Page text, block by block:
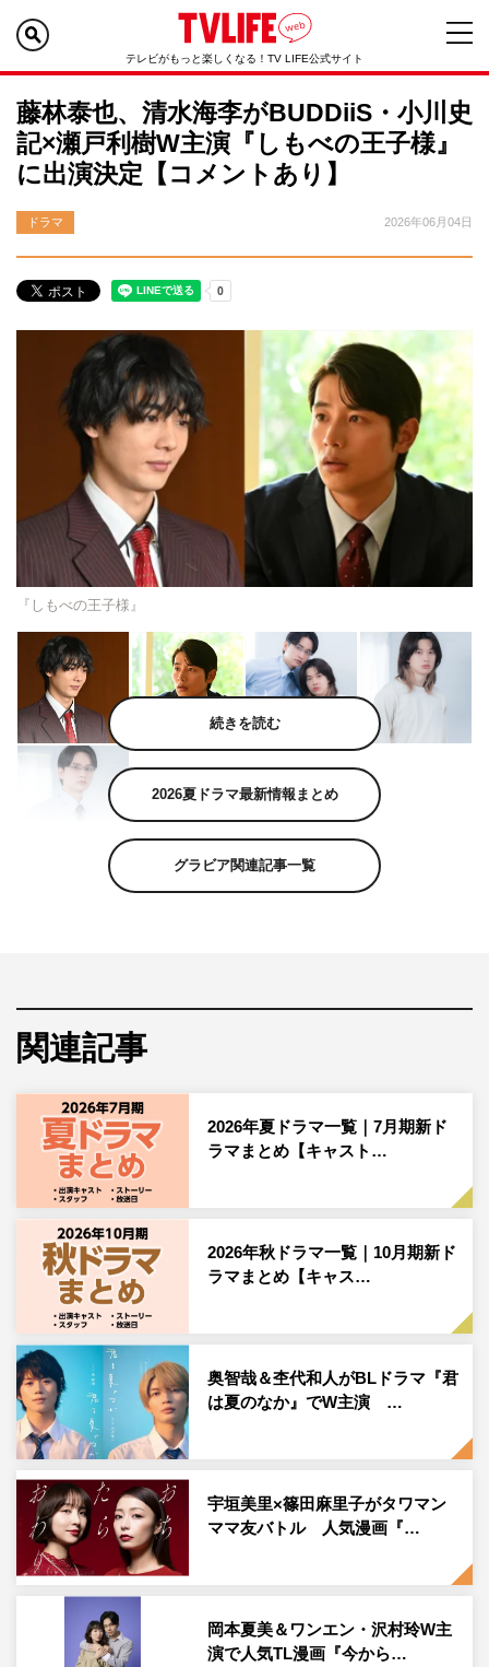
テレビがもっと楽しくなる！TV LIFE公式サイト
藤林泰也、清水海李がBUDDiiS・小川史
記×瀬戸利樹W主演『しもべの王子様』
に出演決定【コメントあり】
ドラマ 2026年06月04日
『しもべの王子様』
小川史記（BUDDiiS）と瀬戸利樹がW主演を務める新金曜
本作は、累計200万DLを突破した、たつもとみおによる人
気BLコミックを実写ドラマ化。かつて“王子様”のように君
逆転した2人の10年越しの主従関係を描くラブストーリー
となる。
社長令息・文武両道・校内ヒエラルキートップの直也（小
底辺の高明（瀬戸利樹）。直也の理不尽な要求にも、高明
は素直に従い続けていた。それから10年の月日が流れ、直
也は会社経営に失敗し、全てを失って無職に。一方、高明
はベンチャー企業の若き社長として成功を収め、2人の社
会的立場は完全に逆転。しかし高明は今も直也のそば
で“しもべ”のように尽くし続けていて…。
情けなくも滑稽で、どこか歪なまま途切れることのなかっ
た関係。執着にも見えるほどの一途な想いと、プライドや
劣等感の狭間でもがきながら、少しずつ変化していく2人
の姿を描く。
このたび、新たに藤林泰也、清水海李の出演が決定。藤林
が演じるのは、直也と高明の高校時代の同級生で、直也の
父親の会社・五藤建設の取引先の社長令息でもある立木紘
続きを読む
2026夏ドラマ最新情報まとめ
グラビア関連記事一覧
関連記事
2026年夏ドラマ一覧｜7月期新ド
ラマまとめ【キャスト…
2026年秋ドラマ一覧｜10月期新ド
ラマまとめ【キャス…
奥智哉＆杢代和人がBLドラマ『君
は夏のなか』でW主演 …
宇垣美里×篠田麻里子がタワマン
ママ友バトル 人気漫画『…
岡本夏美＆ワンエン・沢村玲W主
演で人気TL漫画『今から…